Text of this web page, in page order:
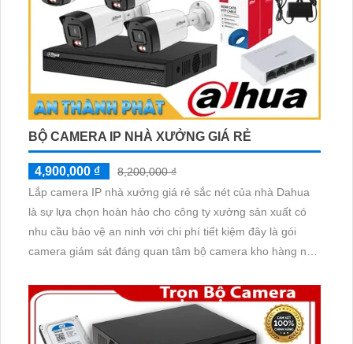
BỘ CAMERA IP NHÀ XƯỞNG GIÁ RẺ
4,900,000 ₫
8,200,000 ₫
Lắp camera IP nhà xưởng giá rẻ sắc nét của nhà Dahua
là sự lựa chọn hoàn hảo cho công ty xưởng sản xuất có
nhu cầu bảo vệ an ninh với chi phí tiết kiệm đây là gói
camera giám sát đáng quan tâm bộ camera kho hàng nhà
chất lượng cao cho người dùng với bộ camera camera IP
Dahua bảo vệ an ninh cho xưởng sản xuất tuyệt đối.